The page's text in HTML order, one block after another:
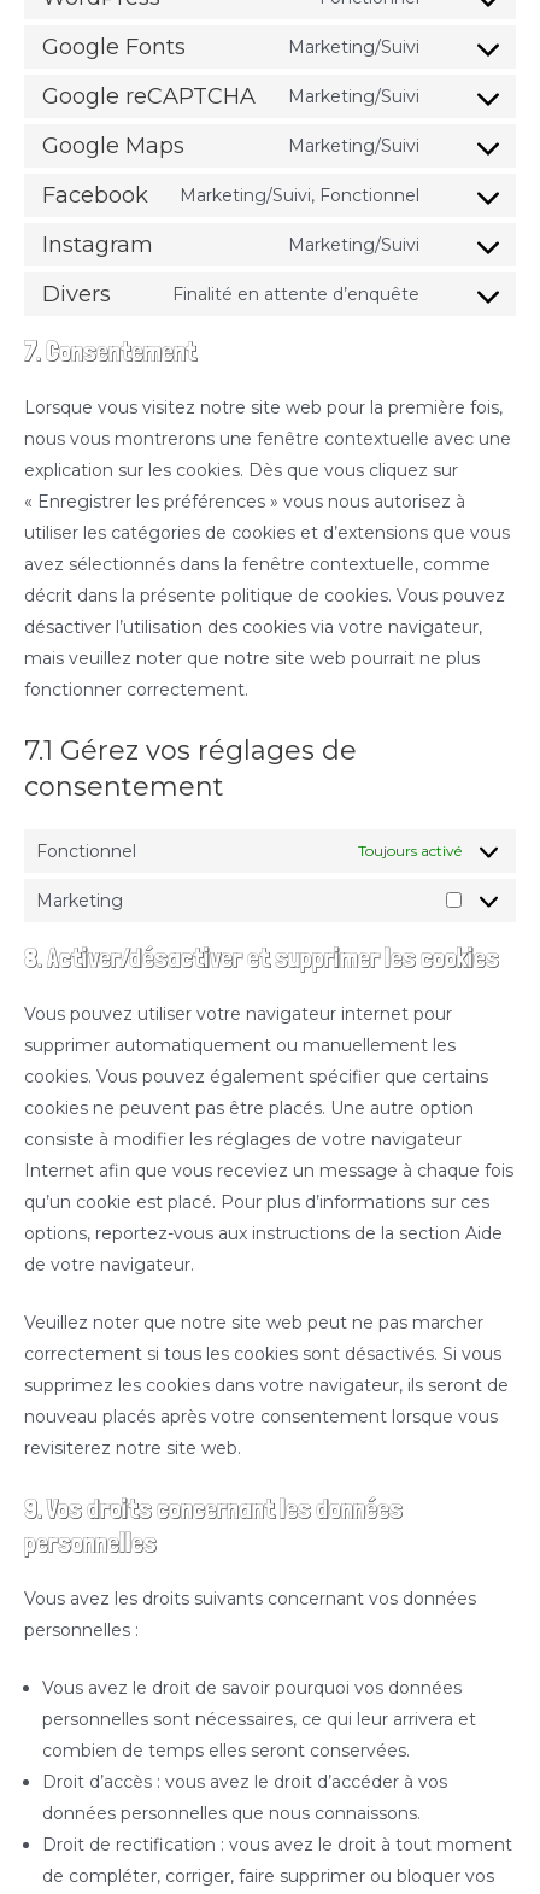
service
popup-
Consent
wordpress
Google Fonts Marketing/Suivi
Consent
google-
fonts
Google reCAPTCHA Marketing/Suivi
Consent
google-
recaptcha
Google Maps Marketing/Suivi
Consent
google-
maps
Facebook Marketing/Suivi, Fonctionnel
Consent
facebook
Instagram Marketing/Suivi
Consent
Divers Finalité en attente d’enquête
Consent
divers
7. Consentement
Lorsque vous visitez notre site web pour la première fois,
nous vous montrerons une fenêtre contextuelle avec une
explication sur les cookies. Dès que vous cliquez sur
« Enregistrer les préférences » vous nous autorisez à
utiliser les catégories de cookies et d’extensions que vous
avez sélectionnés dans la fenêtre contextuelle, comme
décrit dans la présente politique de cookies. Vous pouvez
désactiver l’utilisation des cookies via votre navigateur,
mais veuillez noter que notre site web pourrait ne plus
fonctionner correctement.
7.1 Gérez vos réglages de
consentement
Fonctionnel Toujours activé
Marketing
8. Activer/désactiver et supprimer les cookies
Vous pouvez utiliser votre navigateur internet pour
supprimer automatiquement ou manuellement les
cookies. Vous pouvez également spécifier que certains
cookies ne peuvent pas être placés. Une autre option
consiste à modifier les réglages de votre navigateur
Internet afin que vous receviez un message à chaque fois
qu’un cookie est placé. Pour plus d’informations sur ces
options, reportez-vous aux instructions de la section Aide
de votre navigateur.
Veuillez noter que notre site web peut ne pas marcher
correctement si tous les cookies sont désactivés. Si vous
supprimez les cookies dans votre navigateur, ils seront de
nouveau placés après votre consentement lorsque vous
revisiterez notre site web.
9. Vos droits concernant les données
personnelles
Vous avez les droits suivants concernant vos données
personnelles :
Vous avez le droit de savoir pourquoi vos données
personnelles sont nécessaires, ce qui leur arrivera et
combien de temps elles seront conservées.
Droit d’accès : vous avez le droit d’accéder à vos
données personnelles que nous connaissons.
Droit de rectification : vous avez le droit à tout moment
de compléter, corriger, faire supprimer ou bloquer vos